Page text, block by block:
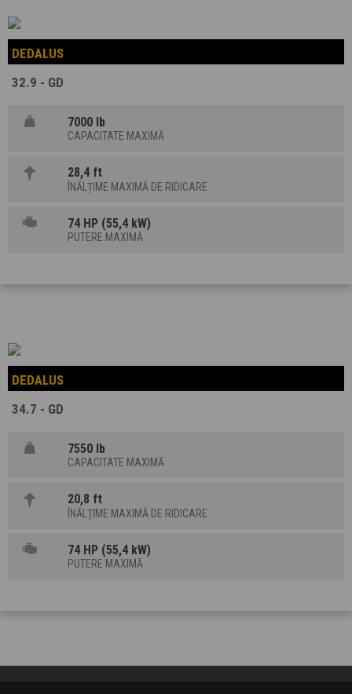
DEDALUS
32.9 - GD
7000 lb
CAPACITATE MAXIMĂ
28,4 ft
ÎNĂLȚIME MAXIMĂ DE RIDICARE
74 HP (55,4 kW)
PUTERE MAXIMĂ
DEDALUS
34.7 - GD
7550 lb
CAPACITATE MAXIMĂ
20,8 ft
ÎNĂLȚIME MAXIMĂ DE RIDICARE
74 HP (55,4 kW)
PUTERE MAXIMĂ